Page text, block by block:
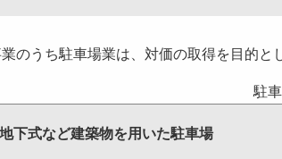
のうち駐車場業は、対価の取得を目的と
駐
下式など建築物を用いた駐車場